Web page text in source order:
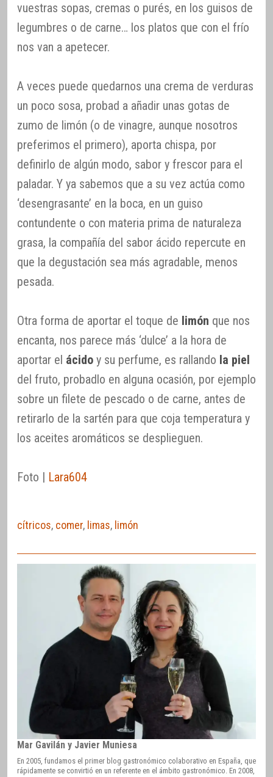
vuestras sopas, cremas o purés, en los guisos de
legumbres o de carne… los platos que con el frío
nos van a apetecer.
A veces puede quedarnos una crema de verduras
un poco sosa, probad a añadir unas gotas de
zumo de limón (o de vinagre, aunque nosotros
preferimos el primero), aporta chispa, por
definirlo de algún modo, sabor y frescor para el
paladar. Y ya sabemos que a su vez actúa como
‘desengrasante’ en la boca, en un guiso
contundente o con materia prima de naturaleza
grasa, la compañía del sabor ácido repercute en
que la degustación sea más agradable, menos
pesada.
Otra forma de aportar el toque de limón que nos
encanta, nos parece más ‘dulce’ a la hora de
aportar el ácido y su perfume, es rallando la piel
del fruto, probadlo en alguna ocasión, por ejemplo
sobre un filete de pescado o de carne, antes de
retirarlo de la sartén para que coja temperatura y
los aceites aromáticos se desplieguen.
Foto | Lara604
cítricos, comer, limas, limón
Mar Gavilán y Javier Muniesa
En 2005, fundamos el primer blog gastronómico colaborativo en España, que
rápidamente se convirtió en un referente en el ámbito gastronómico. En 2008,